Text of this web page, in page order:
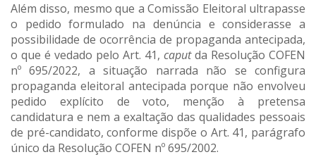
Além disso, mesmo que a Comissão Eleitoral ultrapasse
o pedido formulado na denúncia e considerasse a
possibilidade de ocorrência de propaganda antecipada,
o que é vedado pelo Art. 41, caputda Resolução COFEN
nº 695/2022, a situação narrada não se configura
propaganda eleitoral antecipada porque não envolveu
pedido explícito de voto, menção à pretensa
candidatura e nem a exaltação das qualidades pessoais
de pré-candidato, conforme dispõe o Art. 41, parágrafo
único da Resolução COFEN nº 695/2002.